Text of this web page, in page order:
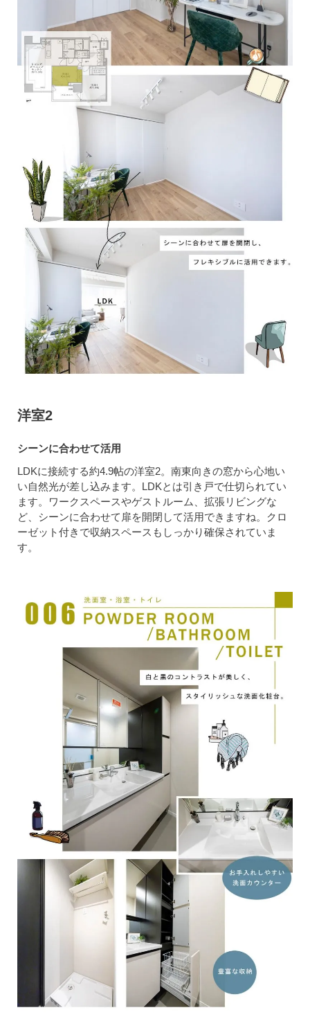
洋室2
シーンに合わせて活用
LDKに接続する約4.9帖の洋室2。南東向きの窓から心地い
い自然光が差し込みます。LDKとは引き戸で仕切られてい
ます。ワークスペースやゲストルーム、拡張リビングな
ど、シーンに合わせて扉を開閉して活用できますね。クロ
ーゼット付きで収納スペースもしっかり確保されていま
す。